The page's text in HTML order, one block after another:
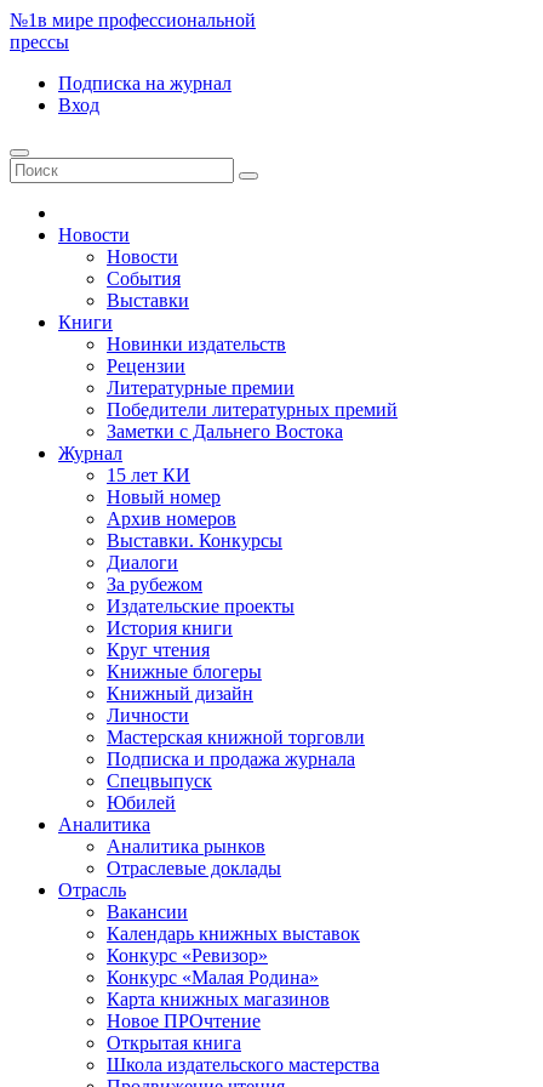
№1в мире профессиональной
прессы
Подписка на журнал
Вход
Новости
Новости
События
Выставки
Книги
Новинки издательств
Рецензии
Литературные премии
Победители литературных премий
Заметки с Дальнего Востока
Журнал
15 лет КИ
Новый номер
Архив номеров
Выставки. Конкурсы
Диалоги
За рубежом
Издательские проекты
История книги
Круг чтения
Книжные блогеры
Книжный дизайн
Личности
Мастерская книжной торговли
Подписка и продажа журнала
Спецвыпуск
Юбилей
Аналитика
Аналитика рынков
Отраслевые доклады
Отрасль
Вакансии
Календарь книжных выставок
Конкурс «Ревизор»
Конкурс «Малая Родина»
Карта книжных магазинов
Новое ПРОчтение
Открытая книга
Школа издательского мастерства